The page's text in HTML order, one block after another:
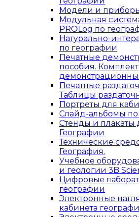
Модели и
Модульная
PROLog по
Натурально-
по географии
Печатные
пособия. Комплект
Печатные
Таблицы
Портреты для
Слайд-альбомы по
Стенды и плакаты
Географии
Технические
География.
Учебное
и геологии 3B
Цифровые
географии
Электронные
кабинета